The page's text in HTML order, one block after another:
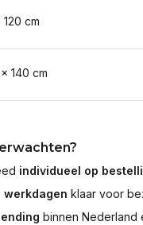
cm
140 cm
individueel op
werkdagen klaar voor
binnen Nederland